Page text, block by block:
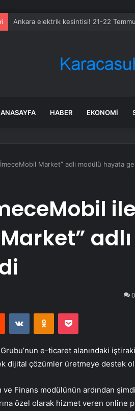
Körfez petrol ihracatı Temmuz’da
ANASAYFA HABER EKONOMI
Market” adlı modülü hayata
ile
0
Reddit VKontakteOdnoklassniki
Pocket
e-ticaret alanındaki
dijital çözümler üretmeye destek
ve Finans modülünün ardından
özel olarak hizmet veren online